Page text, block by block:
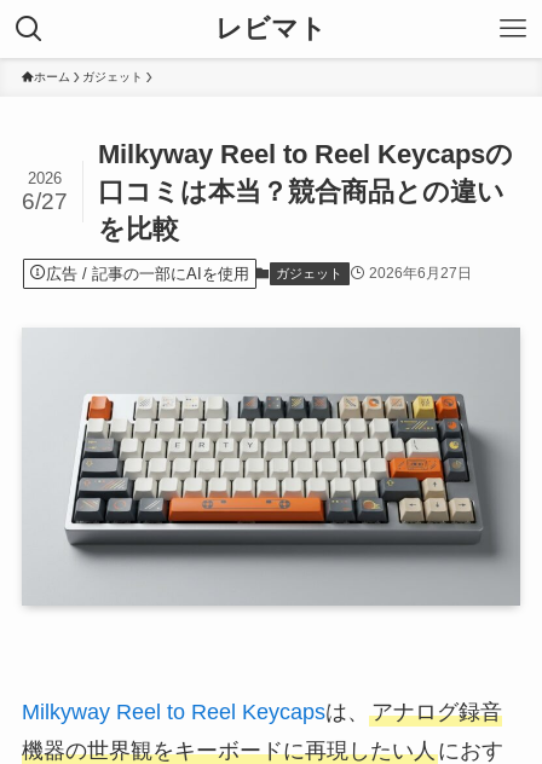
レビマト
ホーム ガジェット
Milkyway Reel to Reel Keycapsの
口コミは本当？競合商品との違い
を比較
2026
6/27
広告 ガジェット 2026年6月27日
Milkyway Reel to Reel Keycapsは、 アナログ録音
機器の世界観をキーボードに再現したい人におす